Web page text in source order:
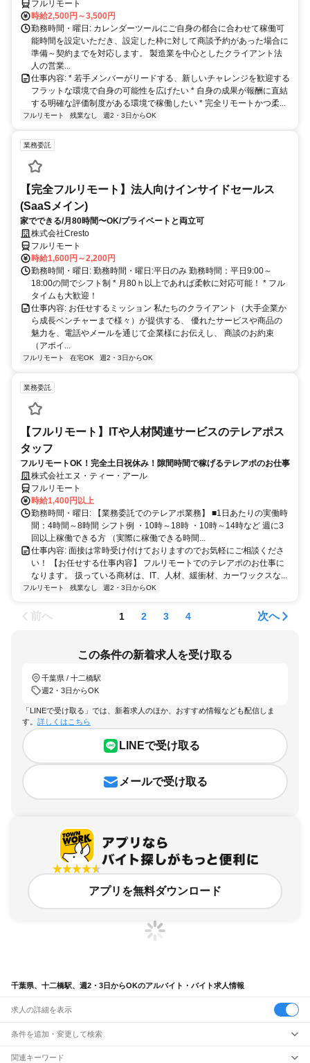
フルリモート
時給2,500円～3,500円
勤務時間・曜日: カレンダーツールにご自身の都合に合わせて稼働可
能時間を設定いただき、設定した枠に対して商談予約があった場合に
準備～契約までを対応します。 製造業を中心としたクライアント法
人の営業...
仕事内容: * 若手メンバーがリードする、新しいチャレンジを歓迎する
フラットな環境で自身の可能性を広げたい * 自身の成果が報酬に直結
する明確な評価制度がある環境で稼働したい * 完全リモートかつ柔...
フルリモート 残業なし 週2・3日からOK
業務委託
【完全フルリモート】法人向けインサイドセールス
(SaaSメイン)
家でできる/月80時間〜OK/プライベートと両立可
株式会社Cresto
フルリモート
時給1,600円～2,200円
勤務時間・曜日: 勤務時間・曜日:平日のみ 勤務時間：平日9:00～
18:00の間でシフト制 * ​月80ｈ以上であれば柔軟に対応可能！ * フル
タイムも大歓迎！
仕事内容: お任せするミッション 私たちのクライアント（大手企業か
ら成長ベンチャーまで様々）が提供する、 優れたサービスや商品の
魅力を、電話やメールを通じて企業様にお伝えし、 商談のお約束
（アポイ...
フルリモート 在宅OK 週2・3日からOK
業務委託
【フルリモート】ITや人材関連サービスのテレアポス
タッフ
フルリモートOK！完全土日祝休み！隙間時間で稼げるテレアポのお仕事
株式会社エヌ・ティー・アール
フルリモート
時給1,400円以上
勤務時間・曜日: 【業務委託でのテレアポ業務】 ■1日あたりの実働時
間：4時間～8時間 シフト例 ・10時～18時 ・10時～14時など 週に3
回以上稼働できる方 （実際に稼働できる時間...
仕事内容: 面接は常時受け付けておりますのでお気軽にご相談くださ
い！ 【お任せする仕事内容】 フルリモートでのテレアポのお仕事に
なります。 扱っている商材は、IT、人材、緩衝材、カーワックスな...
フルリモート 残業なし 週2・3日からOK
前へ 1 2 3 4 次へ
この条件の新着求人を受け取る
千葉県 / 十二橋駅
週2・3日からOK
「LINEで受け取る」では、新着求人のほか、おすすめ情報なども配信しま
す。 詳しくはこちら
LINEで受け取る
メールで受け取る
アプリを無料ダウンロード
千葉県、十二橋駅、週2・3日からOKのアルバイト・バイト求人情報
求人の詳細を表示
条件を追加・変更して検索
市区町村を追加・変更
関連キーワード